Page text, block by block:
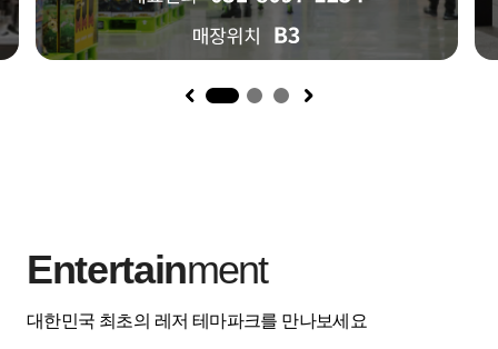
1
Entertainment
대한민국 최초의 레저 테마파크를 만나보세요